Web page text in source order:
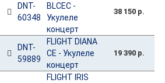
DNT-
60348
BLCEC -
Укулеле
концерт
38 150 р.
DNT-
59889
FLIGHT DIANA
CE - Укулеле
концерт
19 390 р.
FLIGHT IRIS